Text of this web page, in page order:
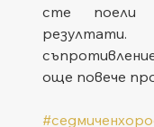
сте поели
още повече